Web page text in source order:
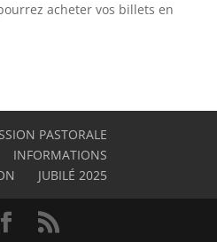
acheter vos billets en
PASTORALE
INFORMATIONS
JUBILÉ 2025